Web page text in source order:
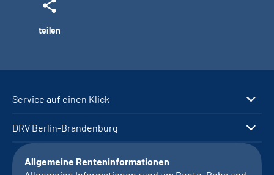
teilen
Service auf einen Klick
DRV Berlin-Brandenburg
Allgemeine Renteninformationen